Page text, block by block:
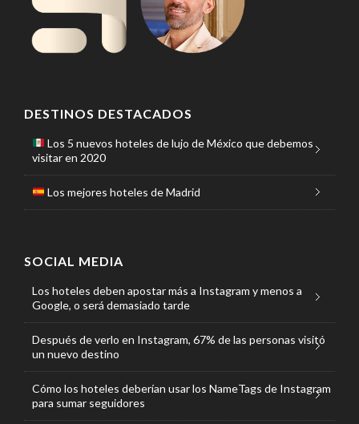
DESTINOS DESTACADOS
Los 5 nuevos hoteles de lujo de México que debemos
visitar en 2020
Los mejores hoteles de Madrid
SOCIAL MEDIA
Los hoteles deben apostar más a Instagram y menos a
Google, o será demasiado tarde
Después de verlo en Instagram, 67% de las personas visitó
un nuevo destino
Cómo los hoteles deberían usar los NameTags de Instagram
para sumar seguidores